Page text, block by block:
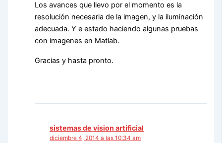
Los avances que llevo por el momento es la
resolución necesaria de la imagen, y la iluminación
adecuada. Y e estado haciendo algunas pruebas
con imagenes en Matlab.
Gracias y hasta pronto.
sistemas de vision artificial
diciembre 4, 2014 a las 10:34 am